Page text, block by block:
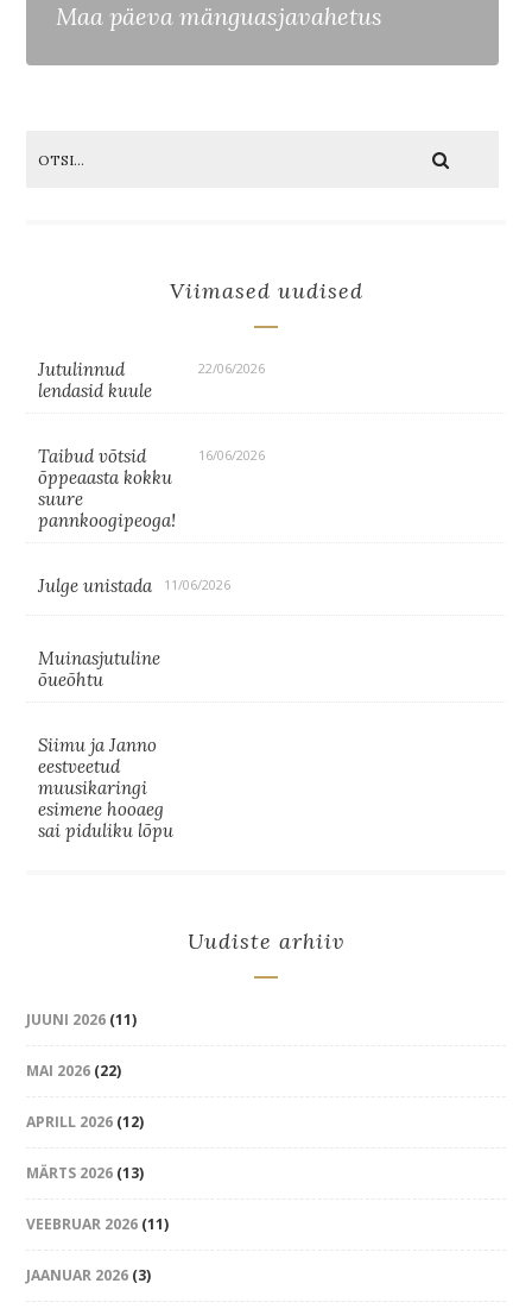
Maa päeva mänguasjavahetus
Viimased uudised
Jutulinnud
lendasid kuule
22/06/2026
Taibud võtsid
õppeaasta kokku
suure
pannkoogipeoga!
16/06/2026
Julge unistada 11/06/2026
Muinasjutuline
õueõhtu
Siimu ja Janno
eestveetud
muusikaringi
esimene hooaeg
sai piduliku lõpu
Uudiste arhiiv
JUUNI 2026 (11)
MAI 2026 (22)
APRILL 2026 (12)
MÄRTS 2026 (13)
VEEBRUAR 2026 (11)
JAANUAR 2026 (3)